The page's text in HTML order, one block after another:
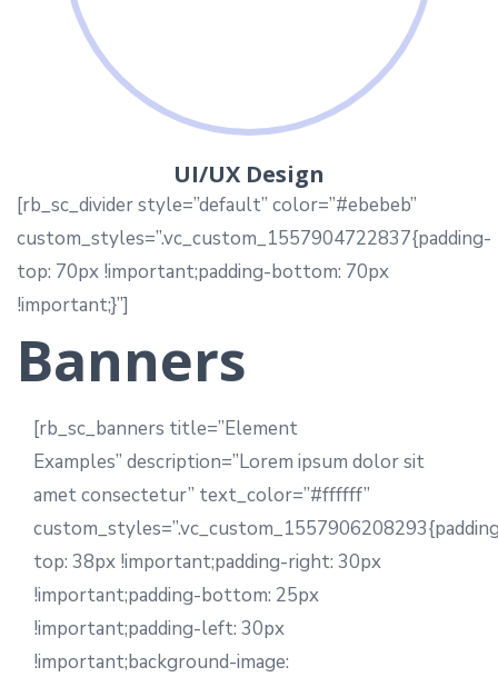
UI/UX Design
[rb_sc_divider style=”default” color=”#ebebeb”
custom_styles=”.vc_custom_1557904722837{padding-
top: 70px !important;padding-bottom: 70px
!important;}”]
Banners
[rb_sc_banners title=”Element
Examples” description=”Lorem ipsum dolor sit
amet consectetur” text_color=”#ffffff”
top: 38px !important;padding-right: 30px
!important;padding-bottom: 25px
!important;padding-left: 30px
!important;background-image: